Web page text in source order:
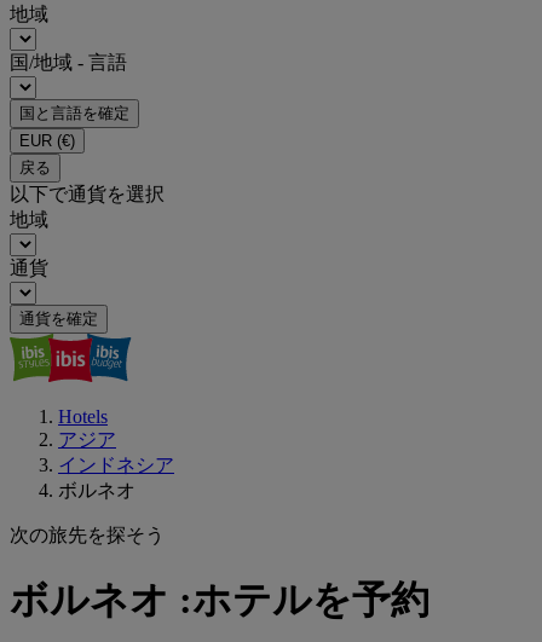
地域
国/地域 - 言語
国と言語を確定
EUR (€)
戻る
以下で通貨を選択
地域
通貨
通貨を確定
Hotels
アジア
インドネシア
ボルネオ
次の旅先を探そう
ボルネオ :ホテルを予約